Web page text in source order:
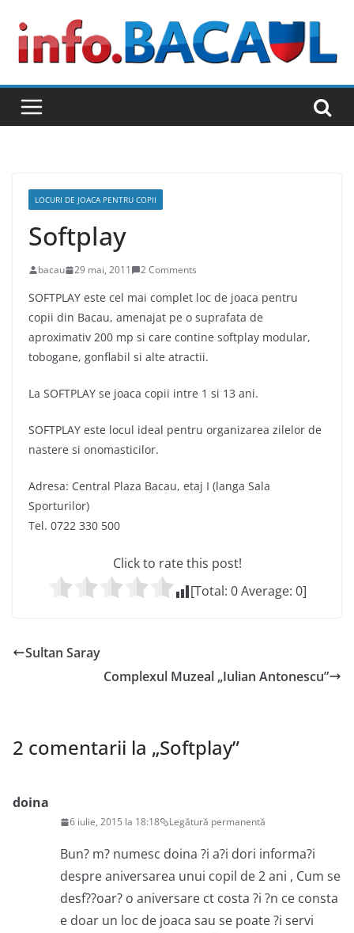
content
LOCURI DE JOACA PENTRU COPII
Softplay
bacau 29 mai, 2011 2 Comments
SOFTPLAY este cel mai complet loc de joaca pentru
copii din Bacau, amenajat pe o suprafata de
aproximativ 200 mp si care contine softplay modular,
tobogane, gonflabil si alte atractii.
La SOFTPLAY se joaca copii intre 1 si 13 ani.
SOFTPLAY este locul ideal pentru organizarea zilelor de
nastere si onomasticilor.
Adresa: Central Plaza Bacau, etaj I (langa Sala
Sporturilor)
Tel. 0722 330 500
Click to rate this post!
[Total: 0Average: 0]
Sultan Saray
Complexul Muzeal „Iulian Antonescu”
2 comentarii la „Softplay”
doina
6 iulie, 2015 la 18:18 Legătură permanentă
Bun? m? numesc doina ?i a?i dori informa?i
despre aniversarea unui copil de 2 ani , Cum se
desf??oar? o aniversare ct costa ?i ?n ce consta
e doar un loc de joaca sau se poate ?i servi